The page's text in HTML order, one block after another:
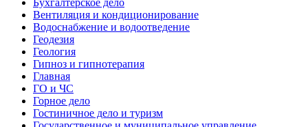
Бухгалтерское дело
Вентиляция и кондиционирование
Водоснабжение и водоотведение
Геодезия
Геология
Гипноз и гипнотерапия
Главная
ГО и ЧС
Горное дело
Гостиничное дело и туризм